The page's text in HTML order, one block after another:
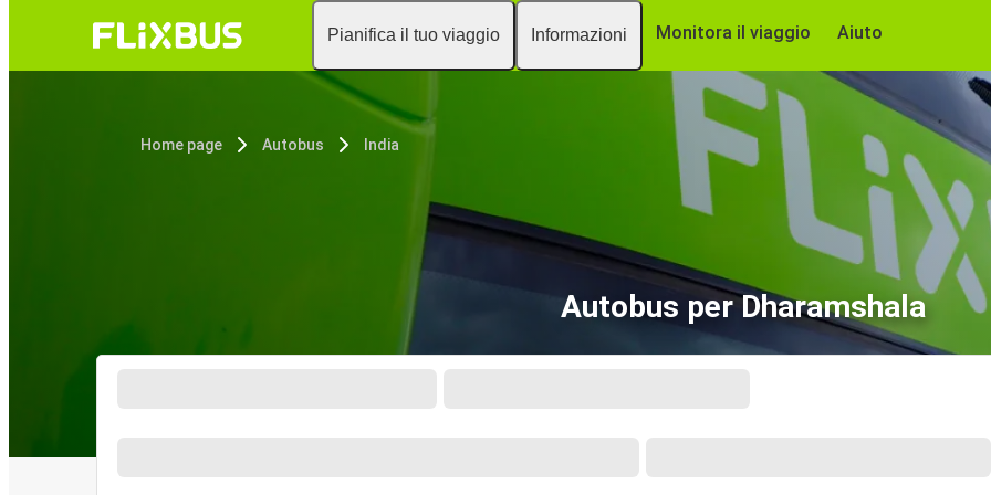
Pianifica il tuo viaggio Informazioni Monitora il viaggio Aiuto
Home page Autobus India
Autobus per Dharamshala